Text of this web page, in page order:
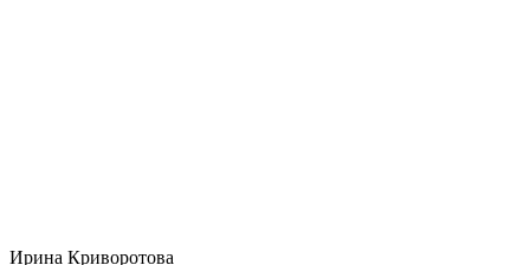
Ирина Криворотова